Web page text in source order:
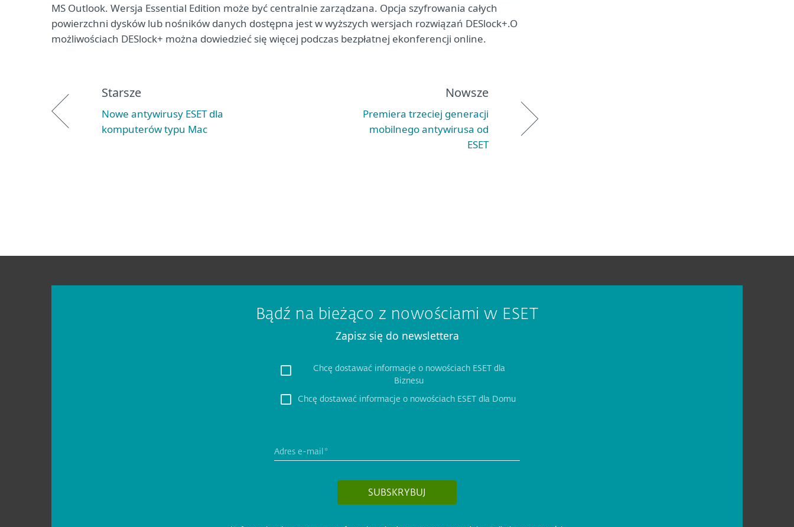
MS Outlook. Wersja Essential Edition może być centralnie zarządzana. Opcja szyfrowania całych
powierzchni dysków lub nośników danych dostępna jest w wyższych wersjach rozwiązań DESlock+.O
możliwościach DESlock+ można dowiedzieć się więcej podczas bezpłatnej ekonferencji online.
Starsze
Nowe antywirusy ESET dla
komputerów typu Mac
Nowsze
Premiera trzeciej generacji
mobilnego antywirusa od
ESET